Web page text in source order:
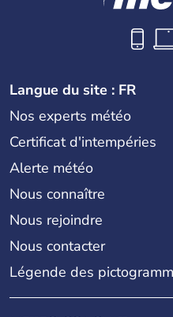
Langue du site : FR
Nos experts météo
Certificat d'intempéries
Alerte météo
Nous connaître
Nous rejoindre
Nous contacter
Légende des